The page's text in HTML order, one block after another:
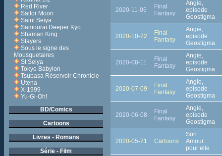
Red River
Sailor Moon
Saint Seiya
Samouraï Deeper Kyo
Shaman King
Slayers
Sous le signe des
Mousquetaires
St Seiya
Tokyo Babylon
Tsubasa Réservoir Chronicle
Utena
X-1999
Yu-Gi-Oh!
BD/Comics
Cartoons
Livres - Romans
Série - Film
2020-11-05
Final
Fantasy
Angie,
episode
Geostigma
2020-10-22
Final
Fantasy
Angie,
episode
Geostigma
2020-08-11
Final
Fantasy
Angie,
episode
Geostigma
2020-07-09
Final
Fantasy
Angie,
episode
Geostigma
2020-06-08
Final
Fantasy
Angie,
episode
Geostigma
2020-05-21 Cartoons
Son
Amour
pour elle